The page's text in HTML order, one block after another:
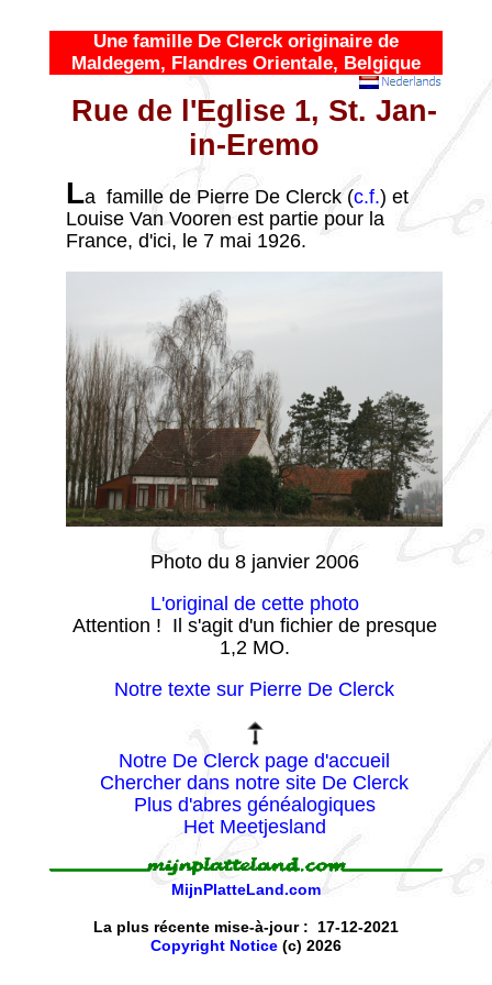
Une famille De Clerck originaire de
Maldegem, Flandres Orientale, Belgique
Rue de l'Eglise 1, St. Jan-
in-Eremo
La famille de Pierre De Clerck (c.f.) et
Louise Van Vooren est partie pour la
France, d'ici, le 7 mai 1926.
Photo du 8 janvier 2006
L'original de cette photo
Attention ! Il s'agit d'un fichier de presque
1,2 MO.
Notre texte sur Pierre De Clerck
Notre De Clerck page d'accueil
Chercher dans notre site De Clerck
Plus d'abres généalogiques
Het Meetjesland
MijnPlatteLand.com
La plus récente mise-à-jour : 17-12-2021
Copyright Notice (c) 2026